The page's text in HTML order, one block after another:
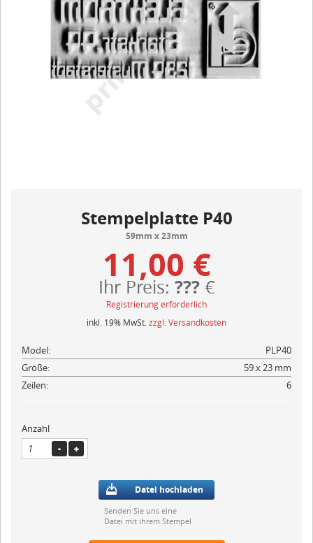
Stempelplatte P40
59mm x 23mm
11,00 €
Ihr Preis: ???€
Registrierung erforderlich
inkl. 19% MwSt. zzgl. Versandkosten
Model:
PLP40
Größe:
59 x 23 mm
Zeilen:
6
Anzahl
Datei hochladen
Senden Sie uns eine
Datei mit ihrem Stempel